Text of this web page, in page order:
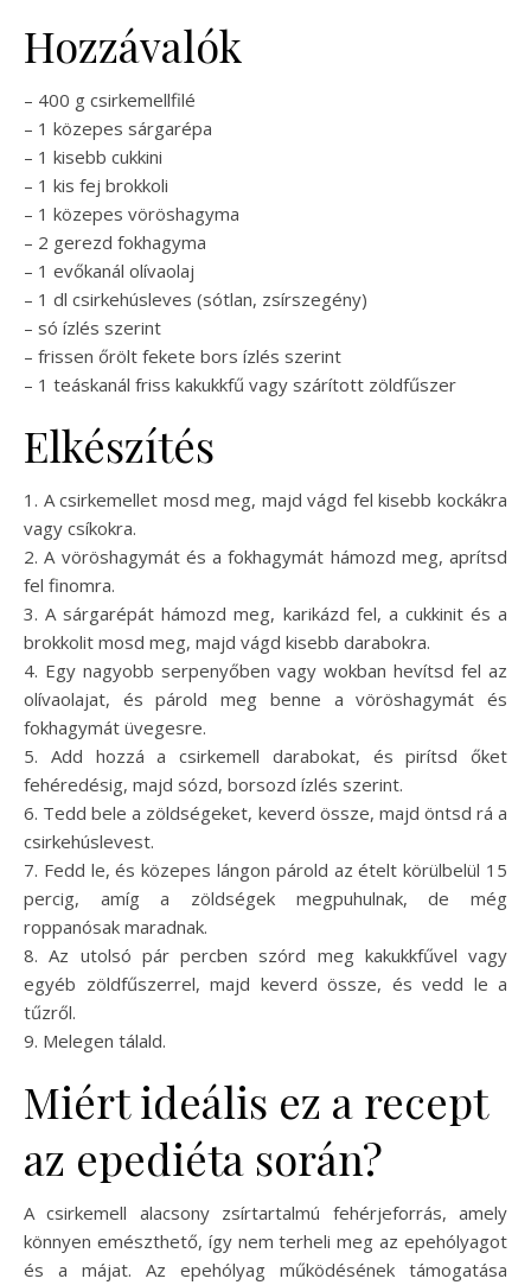
Hozzávalók
– 400 g csirkemellfilé
– 1 közepes sárgarépa
– 1 kisebb cukkini
– 1 kis fej brokkoli
– 1 közepes vöröshagyma
– 2 gerezd fokhagyma
– 1 evőkanál olívaolaj
– 1 dl csirkehúsleves (sótlan, zsírszegény)
– só ízlés szerint
– frissen őrölt fekete bors ízlés szerint
– 1 teáskanál friss kakukkfű vagy szárított zöldfűszer
Elkészítés
1. A csirkemellet mosd meg, majd vágd fel kisebb kockákra
vagy csíkokra.
2. A vöröshagymát és a fokhagymát hámozd meg, aprítsd
fel finomra.
3. A sárgarépát hámozd meg, karikázd fel, a cukkinit és a
brokkolit mosd meg, majd vágd kisebb darabokra.
4. Egy nagyobb serpenyőben vagy wokban hevítsd fel az
olívaolajat, és párold meg benne a vöröshagymát és
fokhagymát üvegesre.
5. Add hozzá a csirkemell darabokat, és pirítsd őket
fehéredésig, majd sózd, borsozd ízlés szerint.
6. Tedd bele a zöldségeket, keverd össze, majd öntsd rá a
csirkehúslevest.
7. Fedd le, és közepes lángon párold az ételt körülbelül 15
percig, amíg a zöldségek megpuhulnak, de még
roppanósak maradnak.
8. Az utolsó pár percben szórd meg kakukkfűvel vagy
egyéb zöldfűszerrel, majd keverd össze, és vedd le a
tűzről.
9. Melegen tálald.
Miért ideális ez a recept
az epediéta során?
A csirkemell alacsony zsírtartalmú fehérjeforrás, amely
könnyen emészthető, így nem terheli meg az epehólyagot
és a májat. Az epehólyag működésének támogatása